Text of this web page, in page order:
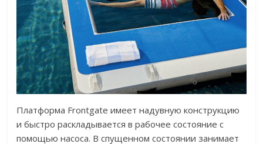
Платформа Frontgate имеет надувную конструкцию
и быстро раскладывается в рабочее состояние с
помощью насоса. В спущенном состоянии занимает